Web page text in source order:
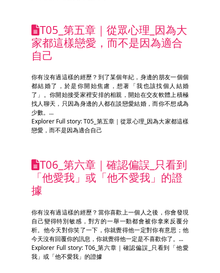
T05_第五章｜從眾心理_因為大
家都這樣戀愛，而不是因為適合
自己
你有沒有過這樣的經歷？到了某個年紀，身邊的朋友一個個
都結婚了，於是你開始焦慮，想著「我也該找個人結婚
了」。你開始接受家裡安排的相親，開始在交友軟體上積極
找人聊天，只因為身邊的人都在談戀愛結婚，而你不想成為
少數。...
Explorer Full story: T05_第五章｜從眾心理_因為大家都這樣
戀愛，而不是因為適合自己
T06_第六章｜確認偏誤_只看到
「他愛我」或「他不愛我」的證
據
你有沒有過這樣的經歷？當你喜歡上一個人之後，你會發現
自己變得特別敏感，對方的一舉一動都會被你拿來反覆分
析。他今天對你笑了一下，你就覺得他一定對你有意思；他
今天沒有回覆你的訊息，你就覺得他一定是不喜歡你了。...
Explorer Full story: T06_第六章｜確認偏誤_只看到「他愛
我」或「他不愛我」的證據